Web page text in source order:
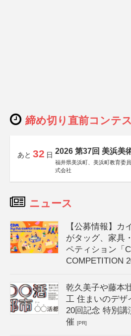
締め切り直前コンテ
あと 32 日 2026 第37回 美浜美
福井県美浜町、美浜町教育委
式会社
ニュース
【公募情報】カ
がタッグ、家具
ペティション「
COMPETITION
乾久美子や藤本
工 住まいのデザ
20回記念 特別講
催[PR]